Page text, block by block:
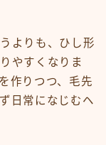
よりも、ひし形
やすくなりま
作りつつ、毛先
日常になじむヘ